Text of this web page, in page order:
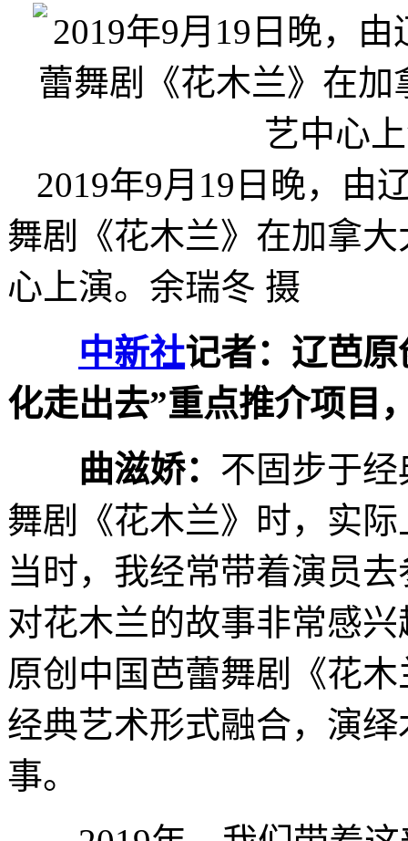
2019年9月19日晚，由
舞剧《花木兰》在加拿
心上演。余瑞冬 摄
中新社记者：辽芭
化走出去”重点推介项目
曲滋娇： 不固步于
舞剧《花木兰》时，实
当时，我经常带着演员
对花木兰的故事非常感
原创中国芭蕾舞剧《花
经典艺术形式融合，演
事。